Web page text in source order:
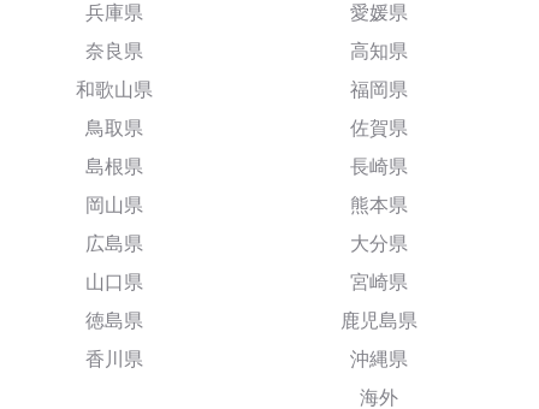
兵庫県
奈良県
和歌山県
鳥取県
島根県
岡山県
広島県
山口県
徳島県
香川県
愛媛県
高知県
福岡県
佐賀県
長崎県
熊本県
大分県
宮崎県
鹿児島県
沖縄県
海外